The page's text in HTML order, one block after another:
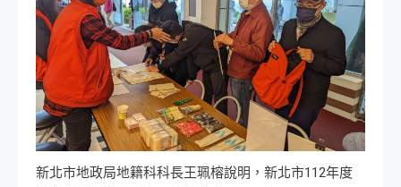
新北市地政局地籍科科長王珮榕說明，新北市112年度